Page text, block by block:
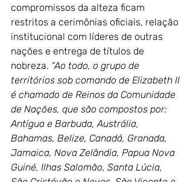
compromissos da alteza ficam
restritos a cerimônias oficiais, relação
institucional com líderes de outras
nações e entrega de títulos de
nobreza. “Ao todo, o grupo de
territórios sob comando de Elizabeth II
é chamado de Reinos da Comunidade
de Nações, que são compostos por:
Antígua e Barbuda, Austrália,
Bahamas, Belize, Canadá, Granada,
Jamaica, Nova Zelândia, Papua Nova
Guiné, Ilhas Salomão, Santa Lúcia,